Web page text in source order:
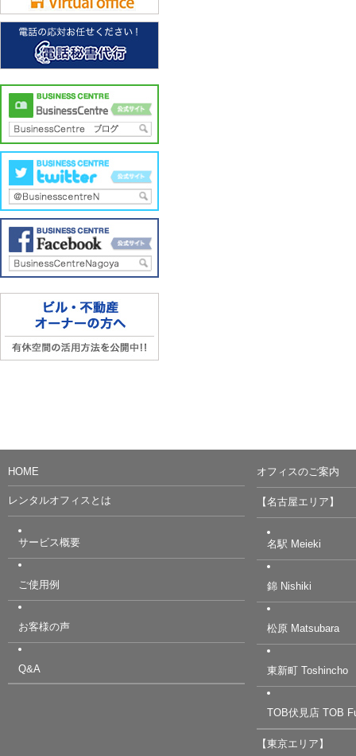
HOME
レンタルオフィスとは
サービス概要
ご使用例
お客様の声
Q&A
オフィスのご案内
【名古屋エリア】
名駅 Meieki
錦 Nishiki
松原 Matsubara
東新町 Toshincho
TOB伏見店 TOB
【東京エリア】